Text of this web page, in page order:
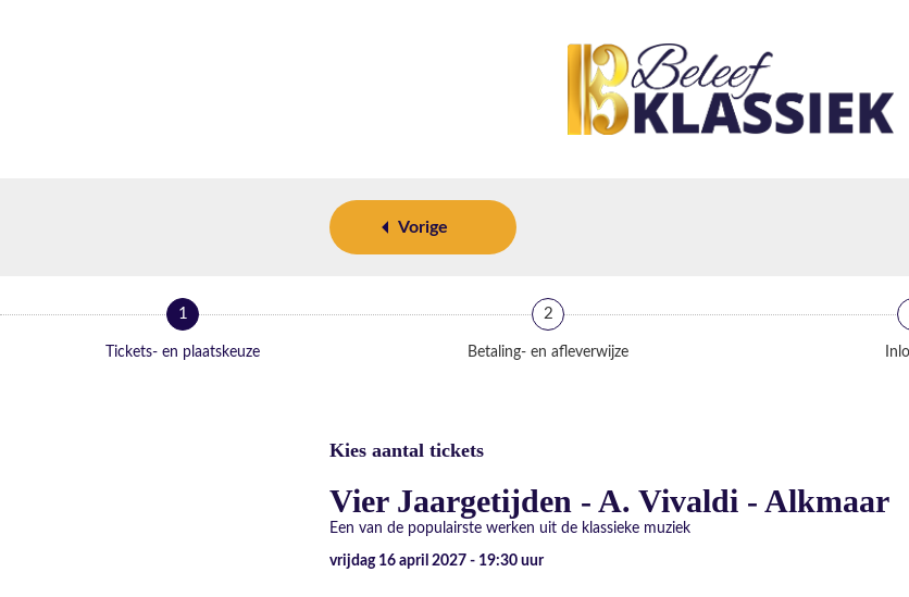
Vorige
1
Tickets- en plaatskeuze
2
Betaling- en afleverwijze
Kies aantal tickets
Vier Jaargetijden - A. Vivaldi - Alkmaar
Een van de populairste werken uit de klassieke muziek
vrijdag 16 april 2027 - 19:30 uur